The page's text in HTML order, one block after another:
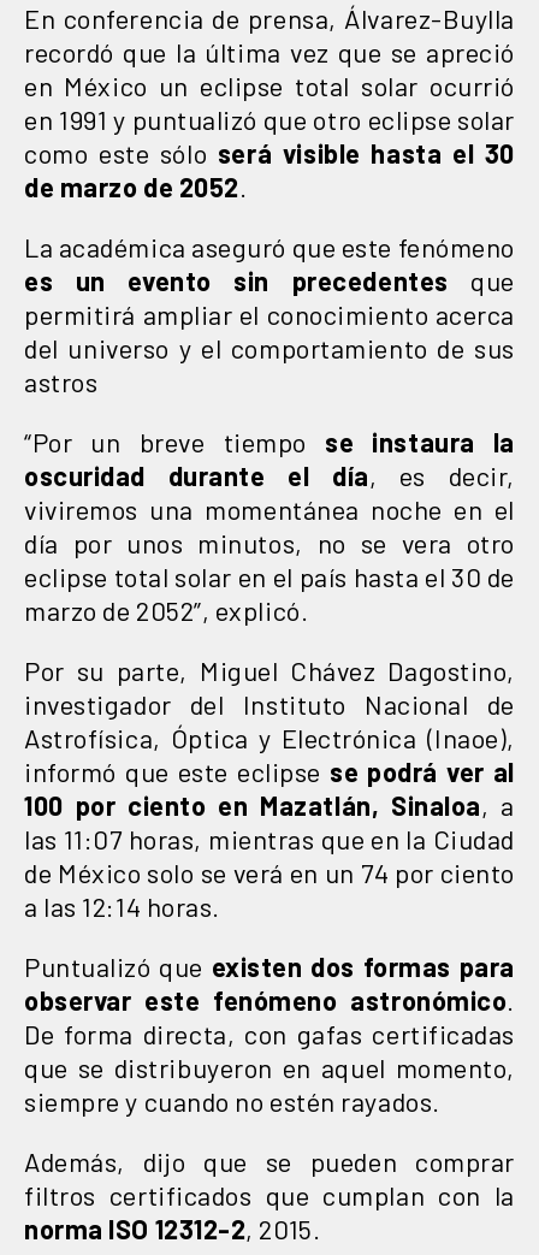
En conferencia de prensa, Álvarez-Buylla
recordó que la última vez que se apreció
en México un eclipse total solar ocurrió
en 1991 y puntualizó que otro eclipse solar
como este sólo será visible hasta el 30
de marzo de 2052
La académica aseguró que este fenómeno
es un evento sin precedentes que
permitirá ampliar el conocimiento acerca
del universo y el comportamiento de sus
astros
“Por un breve tiempo se instaura la
oscuridad durante el día, es decir,
viviremos una momentánea noche en el
día por unos minutos, no se vera otro
eclipse total solar en el país hasta el 30 de
marzo de 2052”, explicó.
Por su parte, Miguel Chávez Dagostino,
investigador del Instituto Nacional de
Astrofísica, Óptica y Electrónica (Inaoe),
informó que este eclipse se podrá ver al
100 por ciento en Mazatlán, Sinaloa, a
las 11:07 horas, mientras que en la Ciudad
de México solo se verá en un 74 por ciento
a las 12:14 horas.
Puntualizó que existen dos formas para
observar este fenómeno astronómico
De forma directa, con gafas certificadas
que se distribuyeron en aquel momento,
siempre y cuando no estén rayados.
Además, dijo que se pueden comprar
filtros certificados que cumplan con la
norma ISO 12312-2, 2015.